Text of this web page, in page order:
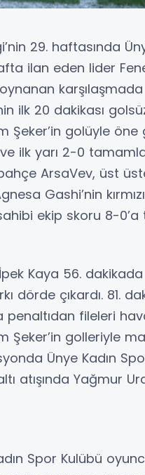
29. haftasında
ilan eden lider
ilk 20 dakikası
Şeker’in golüyle
ilk yarı 2-0
ArsaVev, üst
Gashi’nin
ekip skoru 8-0’a
İpek Kaya 56.
dörde çıkardı. 81.
fileleri
Şeker’in golleriyle
Ünye Kadın
atışında Yağmur
Spor Kulübü